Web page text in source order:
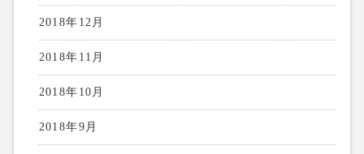
2018年12月
2018年11月
2018年10月
2018年9月